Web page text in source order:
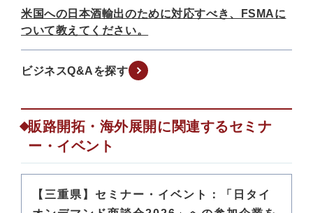
米国への日本酒輸出のために対応すべき、FSMAに
ついて教えてください。
ビジネスQ&Aを探す
販路開拓・海外展開に関連するセミナ
ー・イベント
【三重県】セミナー・イベント：「日タイ